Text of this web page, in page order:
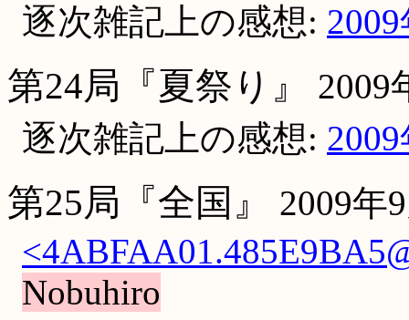
逐次雑記上の感想:
第24局『夏祭り』
2009
逐次雑記上の感想:
第25局『全国』
2009年
Nobuhiro